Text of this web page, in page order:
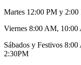
Martes 12:00 PM y 2:00
Viernes 8:00 AM,
Sábados y Festivos
2:30PM